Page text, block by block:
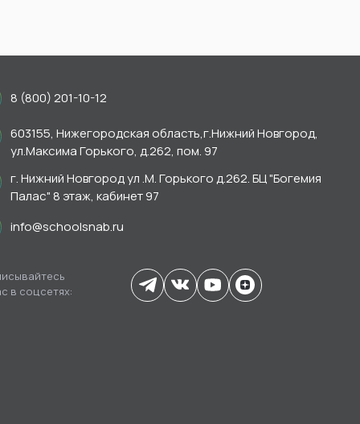
8 (800) 201-10-12
603155, Нижегородская область,г.Нижний Новгород,
ул.Максима Горького, д.262, пом. 97
г. Нижний Новгород ул .М. Горького д.262. БЦ "Богемия
Палас" 8 этаж, кабинет 97
info@schoolsnab.ru
в соцсетях: